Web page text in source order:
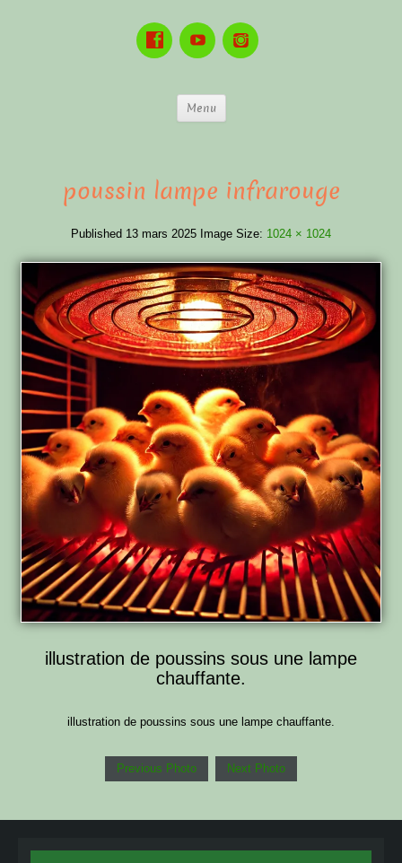
Menu
poussin lampe infrarouge
Published 13 mars 2025 Image Size: 1024 × 1024
illustration de poussins sous une lampe
chauffante.
illustration de poussins sous une lampe chauffante.
Previous Photo Next Photo